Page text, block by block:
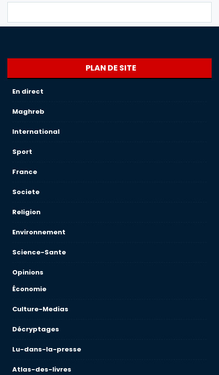
PLAN DE SITE
En direct
Maghreb
International
Sport
France
Societe
Religion
Environnement
Science-Sante
Opinions
Économie
Culture-Medias
Décryptages
Lu-dans-la-presse
Atlas-des-livres